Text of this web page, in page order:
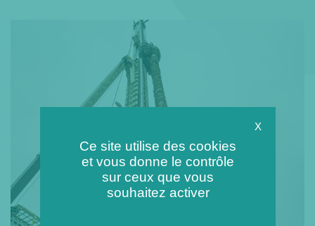
X
Ce site utilise des cookies
et vous donne le contrôle
sur ceux que vous
souhaitez activer